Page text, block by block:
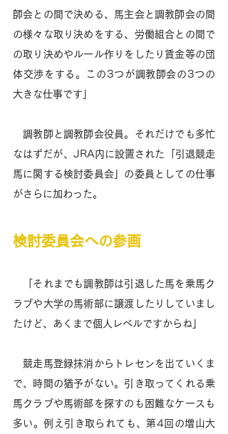
師会との間で決める、馬主会と調教師会の間
の様々な取り決めをする、労働組合との間で
の取り決めやルール作りをしたり賃金等の団
体交渉をする。この3つが調教師会の3つの
大きな仕事です」
調教師と調教師会役員。それだけでも多忙
なはずだが、JRA内に設置された「引退競走
馬に関する検討委員会」の委員としての仕事
がさらに加わった。
検討委員会への参画
「それまでも調教師は引退した馬を乗馬ク
ラブや大学の馬術部に譲渡したりしていまし
たけど、あくまで個人レベルですからね」
競走馬登録抹消からトレセンを出ていくま
で、時間の猶予がない。引き取ってくれる乗
馬クラブや馬術部を探すのも困難なケースも
多い。例え引き取られても、第4回の増山大